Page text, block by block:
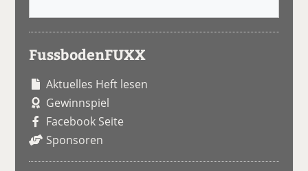
FussbodenFUXX
Aktuelles Heft lesen
Gewinnspiel
Facebook Seite
Sponsoren